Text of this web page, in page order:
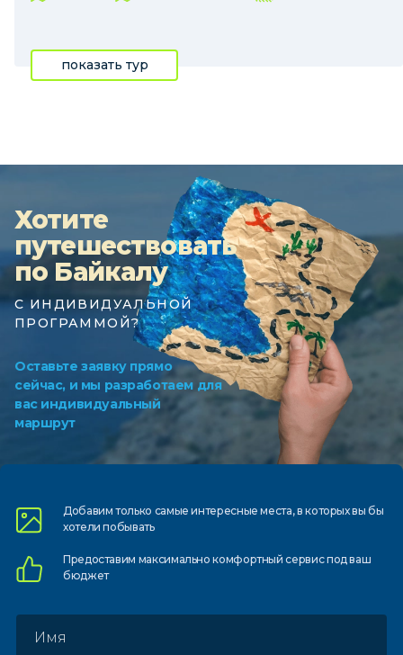
показать тур
Хотите
путешествовать
по Байкалу
С ИНДИВИДУАЛЬНОЙ
ПРОГРАММОЙ?
Оставьте заявку прямо
сейчас, и мы разработаем для
вас индивидуальный
маршрут
Добавим только самыеинтересные места, в которыхвы бы
хотели побывать
Предоставим максимально комфортныйсервис под ваш
бюджет